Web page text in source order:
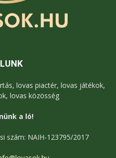
lovas piactér, lovas játékok,
lovas közösség
a ló!
szám: NAIH-123795/2017